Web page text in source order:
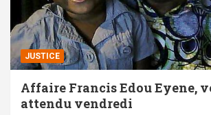
JUSTICE
Affaire Francis Edou Eyene,
attendu vendredi